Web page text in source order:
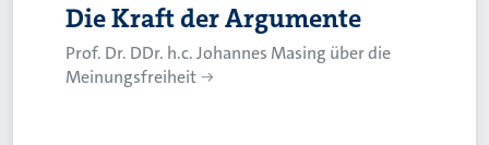
Die Kraft der Argumente
Prof. Dr. DDr. h.c. Johannes Masing über die
Meinungsfreiheit